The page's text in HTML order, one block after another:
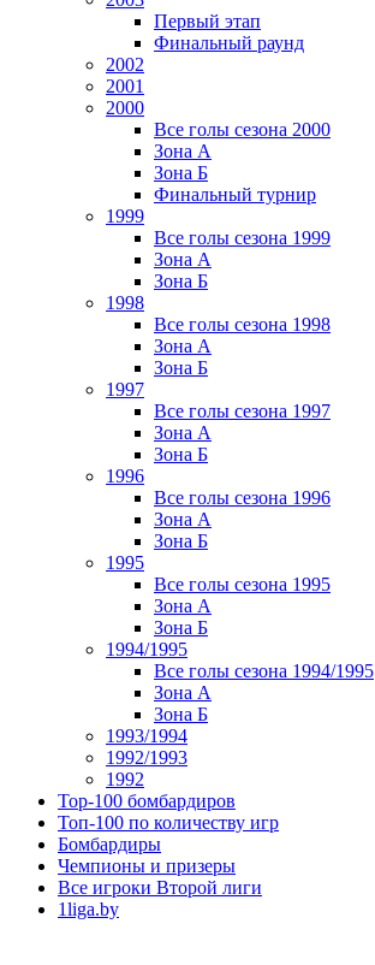
Первый этап
Финальный раунд
2002
2001
2000
Все голы сезона 2000
Зона А
Зона Б
Финальный турнир
1999
Все голы сезона 1999
Зона А
Зона Б
1998
Все голы сезона 1998
Зона А
Зона Б
1997
Все голы сезона 1997
Зона А
Зона Б
1996
Все голы сезона 1996
Зона А
Зона Б
1995
Все голы сезона 1995
Зона А
Зона Б
1994/1995
Все голы сезона 1994/1995
Зона А
Зона Б
1993/1994
1992/1993
1992
Top-100 бомбардиров
Топ-100 по количеству игр
Бомбардиры
Чемпионы и призеры
Все игроки Второй лиги
1liga.by